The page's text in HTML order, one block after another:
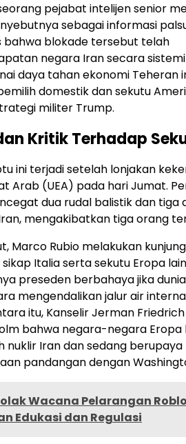
pejabat intelijen senior
sebagai informasi
blokade tersebut telah
negara Iran secara
daya tahan ekonomi Teheran
domestik dan sekutu
militer Trump.
Kritik Terhadap
ini terjadi setelah lonjakan
Arab (UEA) pada hari Jumat.
dua rudal balistik dan tiga
mengakibatkan tiga orang
Marco Rubio melakukan
Italia serta sekutu Eropa
preseden berbahaya jika dunia
mengendalikan jalur air
itu, Kanselir Jerman
bahwa negara-negara Eropa
nuklir Iran dan sedang berupaya
pandangan dengan
Wacana Pelarangan
Edukasi dan Regulasi